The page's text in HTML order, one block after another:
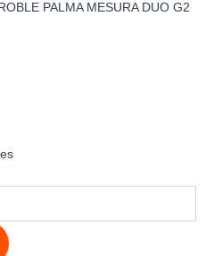
PALMA MESURA DUO G2